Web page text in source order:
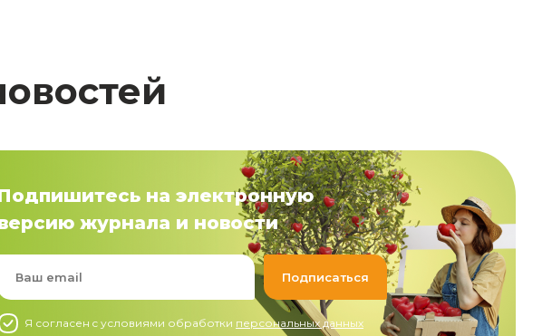
на электронную
журнала и новости
Я согласен c условиями обработки персональных данных